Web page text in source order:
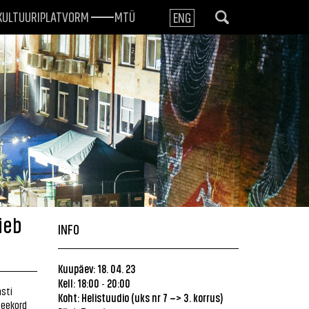
MTÜ ENG
INFO
Kuupäev: 18. 04. 23
Kell: 18:00 - 20:00
Koht: Helistuudio (uks nr 7 –> 3. korrus)